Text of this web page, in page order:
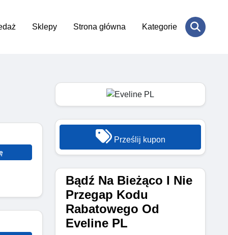
Sklepy Strona główna Kategorie
Prześlij kupon
Bądź Na Bieżąco I Nie
Przegap Kodu
Rabatowego Od
Eveline PL